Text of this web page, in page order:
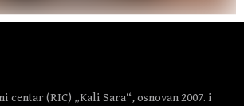
(RIC) „Kali Sara“, osnovan 2007. i